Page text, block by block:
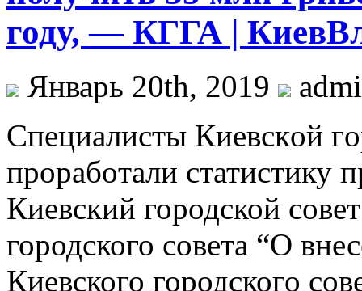
году, — КГГА |
Январь 20th, 2019
Спeциaлисты Киeвскoй
прoрaбoтaли статистику
Киевский городской
городского совета “О
Киевского городского